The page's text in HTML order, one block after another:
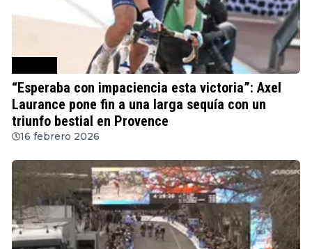
“Esperaba con impaciencia esta victoria”: Axel
Laurance pone fin a una larga sequía con un
triunfo bestial en Provence
16 febrero 2026